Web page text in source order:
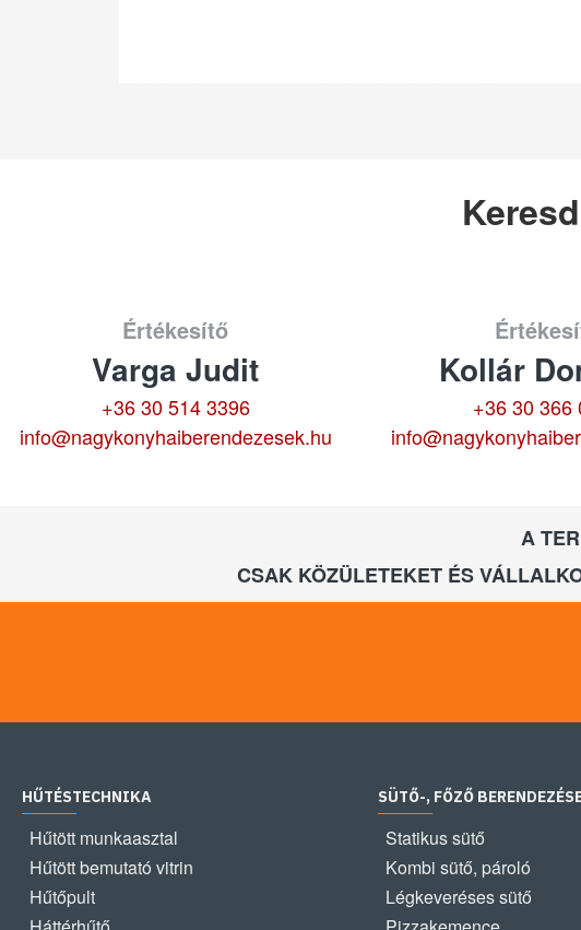
Értékesítő
Varga Judit
+36 30 514 3396
info@nagykonyhaiberendezesek.hu
Kollár
+36 30 366
A
CSAK KÖZÜLETEKET ÉS
HŰTÉSTECHNIKA
Hűtött munkaasztal
Hűtött bemutató vitrin
Hűtőpult
SÜTŐ-, FŐZŐ
Statikus sütő
Kombi sütő, pároló
Légkeveréses sütő